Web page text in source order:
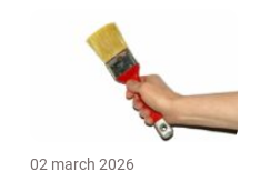
02 march 2026